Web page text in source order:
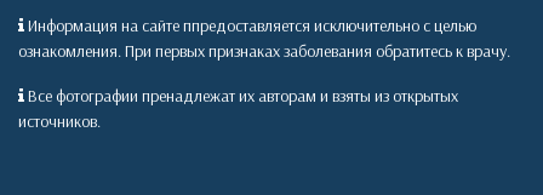
Информация на сайте ппредоставляется исключительно с целью
ознакомления. При первых признаках заболевания обратитесь к врачу.
Все фотографии пренадлежат их авторам и взяты из открытых
источников.